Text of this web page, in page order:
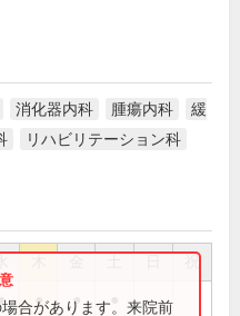
消化器内科 腫瘍内科
緩
リハビリテーション科
祝
● ●
合があります。来院前